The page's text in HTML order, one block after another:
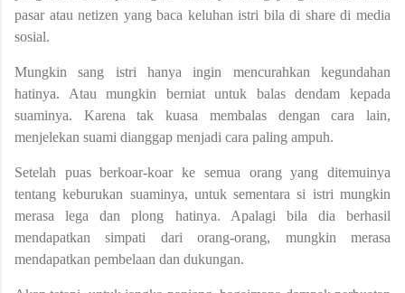
pasar atau netizen yang baca keluhan istri bila di share di media
sosial.
Mungkin sang istri hanya ingin mencurahkan kegundahan
hatinya. Atau mungkin berniat untuk balas dendam kepada
suaminya. Karena tak kuasa membalas dengan cara lain,
menjelekan suami dianggap menjadi cara paling ampuh.
Setelah puas berkoar-koar ke semua orang yang ditemuinya
tentang keburukan suaminya, untuk sementara si istri mungkin
merasa lega dan plong hatinya. Apalagi bila dia berhasil
mendapatkan simpati dari orang-orang, mungkin merasa
mendapatkan pembelaan dan dukungan.